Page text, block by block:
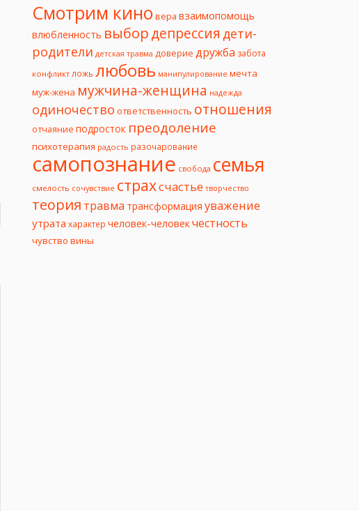
Смотрим кино вера взаимопомощь
влюбленность выбордепрессия дети-
родители детская травма доверие дружба забота
конфликт ложь любовь манипулирование мечта
муж-жена мужчина-женщина надежда
одиночество ответственность отношения
отчаяние подросток преодоление
психотерапия радость разочарование
самопознание свобода семья
смелость сочувствие страхсчастье творчество
теория травма трансформация уважение
утрата характер человек-человекчестность
чувство вины